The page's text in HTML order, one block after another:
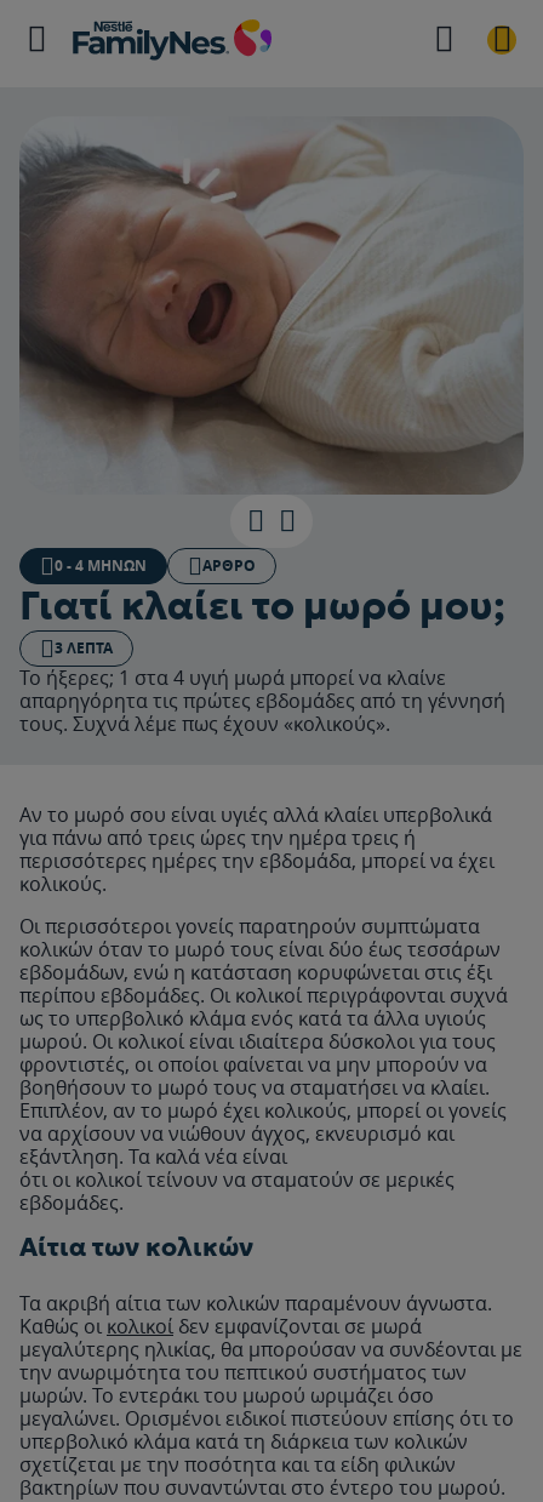
0 - 4 ΜΗΝΏΝ ΆΡΘΡΟ
Γιατί κλαίει το μωρό μου;
3 ΛΕΠΤΆ
Το ήξερες; 1 στα 4 υγιή μωρά μπορεί να κλαίνε
απαρηγόρητα τις πρώτες εβδομάδες από τη γέννησή
τους. Συχνά λέμε πως έχουν «κολικούς».
Αν το μωρό σου είναι υγιές αλλά κλαίει υπερβολικά
για πάνω από τρεις ώρες την ημέρα τρεις ή
περισσότερες ημέρες την εβδομάδα, μπορεί να έχει
κολικούς.
Οι περισσότεροι γονείς παρατηρούν συμπτώματα
κολικών όταν το μωρό τους είναι δύο έως τεσσάρων
εβδομάδων, ενώ η κατάσταση κορυφώνεται στις έξι
περίπου εβδομάδες. Οι κολικοί περιγράφονται συχνά
ως το υπερβολικό κλάμα ενός κατά τα άλλα υγιούς
μωρού. Οι κολικοί είναι ιδιαίτερα δύσκολοι για τους
φροντιστές, οι οποίοι φαίνεται να μην μπορούν να
βοηθήσουν το μωρό τους να σταματήσει να κλαίει.
Επιπλέον, αν το μωρό έχει κολικούς, μπορεί οι γονείς
να αρχίσουν να νιώθουν άγχος, εκνευρισμό και
εξάντληση. Τα καλά νέα είναι
ότι οι κολικοί τείνουν να σταματούν σε μερικές
εβδομάδες.
Αίτια των κολικών
Τα ακριβή αίτια των κολικών παραμένουν άγνωστα.
Καθώς οι κολικοί δεν εμφανίζονται σε μωρά
μεγαλύτερης ηλικίας, θα μπορούσαν να συνδέονται με
την ανωριμότητα του πεπτικού συστήματος των
μωρών. Το εντεράκι του μωρού ωριμάζει όσο
μεγαλώνει. Ορισμένοι ειδικοί πιστεύουν επίσης ότι το
υπερβολικό κλάμα κατά τη διάρκεια των κολικών
σχετίζεται με την ποσότητα και τα είδη φιλικών
βακτηρίων που συναντώνται στο έντερο του μωρού.